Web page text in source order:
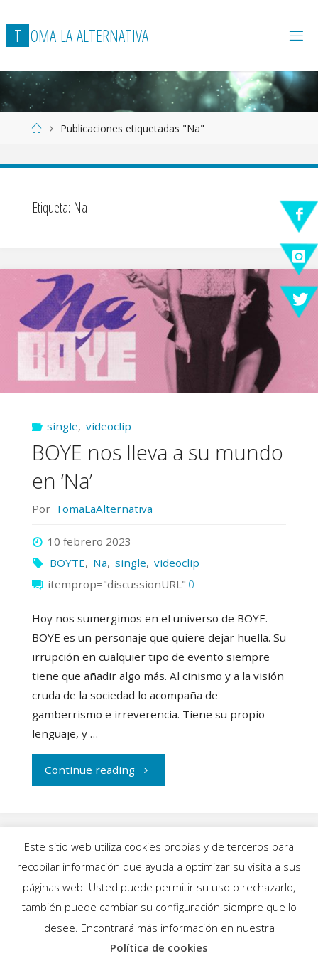
T OMA LAALTERNATIVA
Página
Inicio
Publicaciones etiquetadas "Na"
Etiqueta: Na
single, videoclip
BOYE nos lleva a su mundo
en ‘Na’
Por TomaLaAlternativa
10 febrero 2023
BOYTE, Na, single, videoclip
itemprop="discussionURL" 0
Hoy nos sumergimos en el universo de BOYE.
BOYE es un personaje que quiere dejar huella. Su
irrupción en cualquier tipo de evento siempre
tiene que añadir algo más. Al cinismo y a la visión
cruda de la sociedad lo acompaña de
gamberrismo e irreverencia. Tiene su propio
lenguaje, y …
Continue reading"BOYE
a
mundo
Este sitio web utiliza cookies propias y de terceros para
recopilar información que ayuda a optimizar su visita a sus
páginas web. Usted puede permitir su uso o rechazarlo,
también puede cambiar su configuración siempre que lo
desee. Encontrará más información en nuestra
Política de cookies